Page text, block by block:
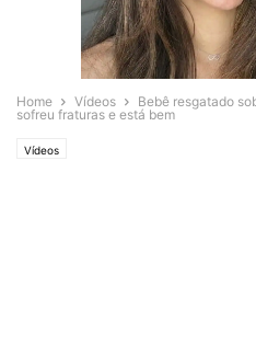
Home Vídeos
Bebê resgatado
sofreu fraturas e está bem
Vídeos